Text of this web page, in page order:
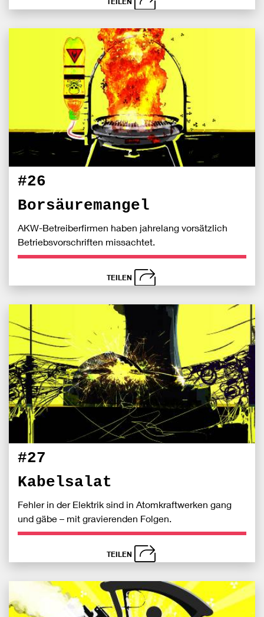
schließen
#26
Borsäuremangel
AKW-Betreiberfirmen haben jahrelang vorsätzlich
Betriebsvorschriften missachtet.
TEILEN
schließen
Bei
#27
Kabelsalat
Fehler in der Elektrik sind in Atomkraftwerken gang
und gäbe – mit gravierenden Folgen.
TEILEN
schließen
Bei